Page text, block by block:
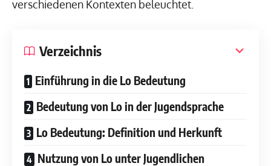
verschiedenen Kontexten beleuchtet.
Verzeichnis
Einführung in die Lo Bedeutung
Bedeutung von Lo in der Jugendsprache
Lo Bedeutung: Definition und Herkunft
Nutzung von Lo unter Jugendlichen